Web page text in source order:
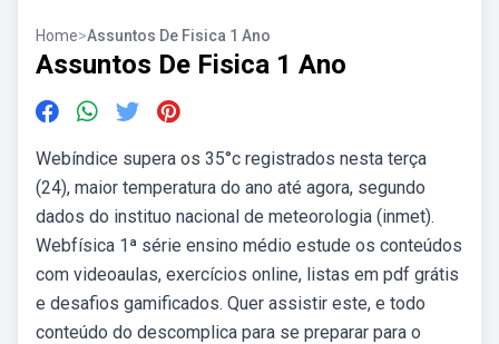
Home>Assuntos De Fisica 1 Ano
Assuntos De Fisica 1 Ano
Webíndice supera os 35°c registrados nesta terça
(24), maior temperatura do ano até agora, segundo
dados do instituo nacional de meteorologia (inmet).
Webfísica 1ª série ensino médio estude os conteúdos
com videoaulas, exercícios online, listas em pdf grátis
e desafios gamificados. Quer assistir este, e todo
conteúdo do descomplica para se preparar para o